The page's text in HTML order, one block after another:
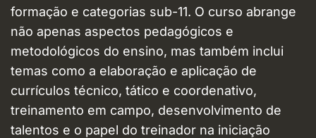
formação e categorias sub-11. O curso abrange
não apenas aspectos pedagógicos e
metodológicos do ensino, mas também inclui
temas como a elaboração e aplicação de
currículos técnico, tático e coordenativo,
treinamento em campo, desenvolvimento de
talentos e o papel do treinador na iniciação